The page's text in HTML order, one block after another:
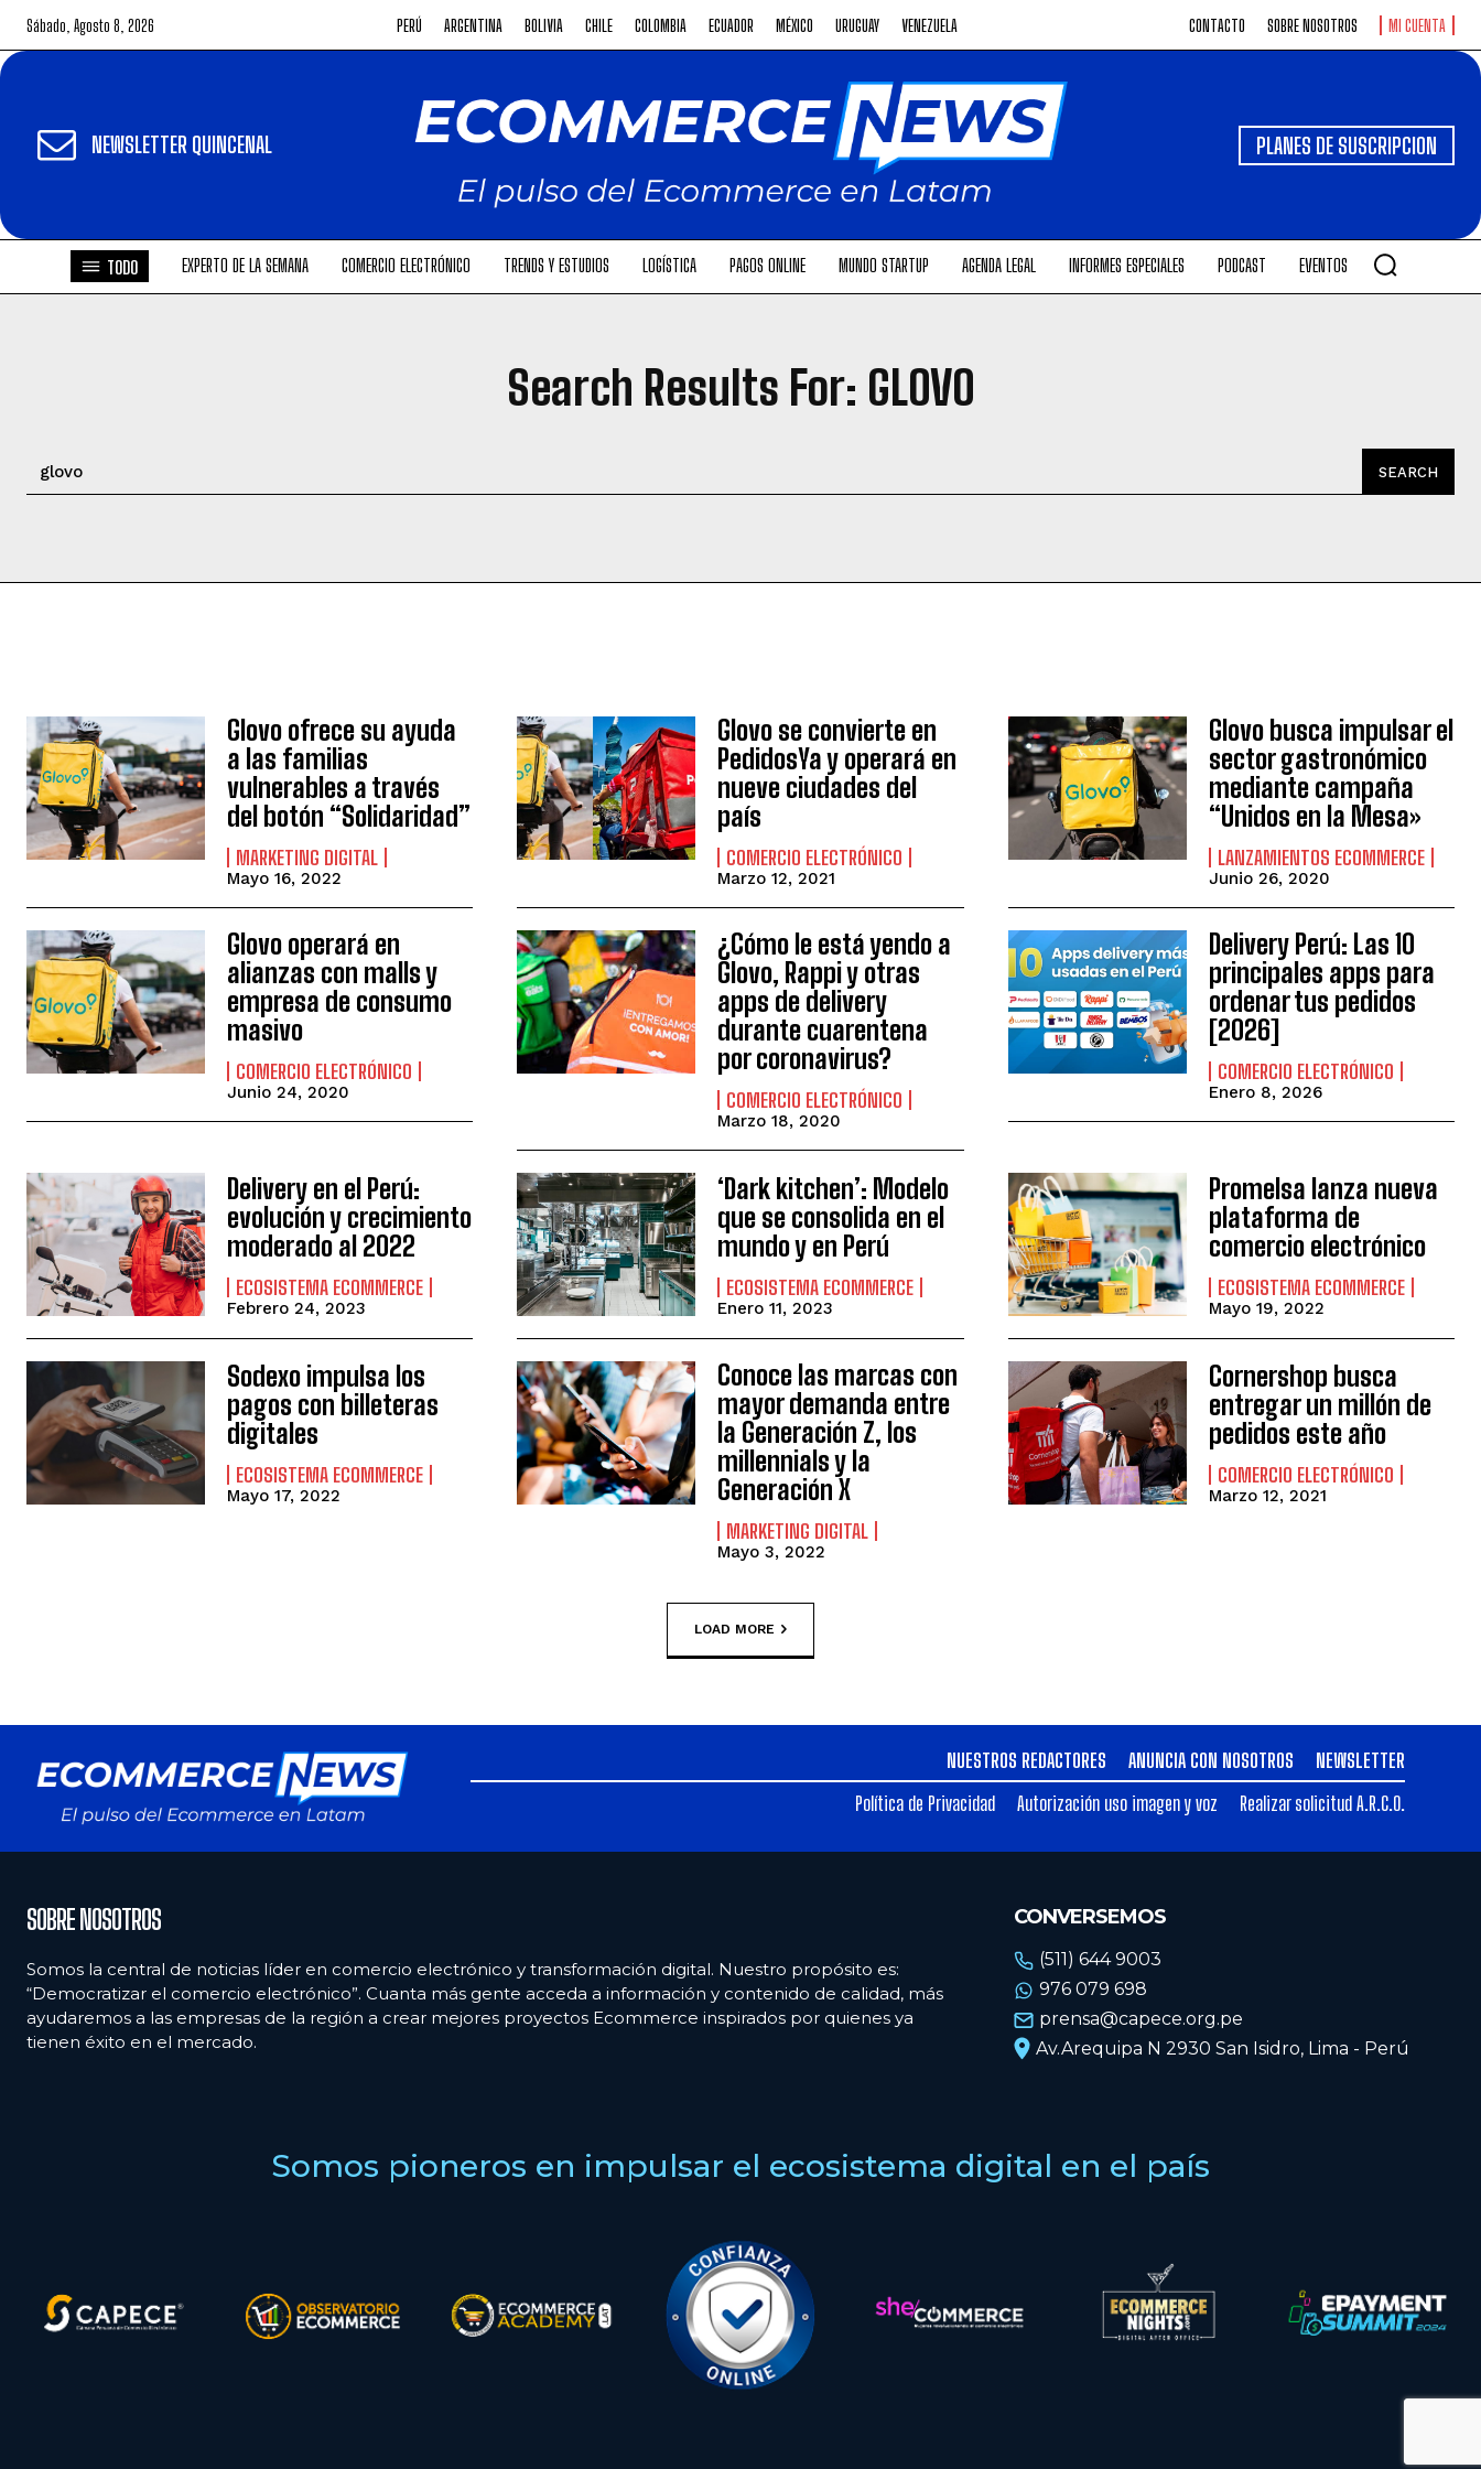
Sábado, Agosto 8, 2026 PERÚ ARGENTINA BOLIVIA CHILE COLOMBIA ECUADOR MÉXICO URUGUAY VENEZUELA CONTACTO SOBRE NOSOTROS MI CUENTA
NEWSLETTER QUINCENAL PLANES DE SUSCRIPCION
TODO EXPERTO DE LA SEMANA COMERCIO ELECTRÓNICO TRENDS Y ESTUDIOS LOGÍSTICA PAGOS ONLINE MUNDO STARTUP AGENDA LEGAL INFORMES ESPECIALES PODCAST EVENTOS
Search Results For: GLOVO
SEARCH
Glovo ofrece su ayuda
a las familias
vulnerables a través
del botón “Solidaridad”
MARKETING DIGITAL
Mayo 16, 2022
Glovo se convierte en
PedidosYa y operará en
nueve ciudades del
país
COMERCIO ELECTRÓNICO
Marzo 12, 2021
Glovo busca impulsar el
sector gastronómico
mediante campaña
“Unidos en la Mesa»
LANZAMIENTOS ECOMMERCE
Junio 26, 2020
Glovo operará en
alianzas con malls y
empresa de consumo
masivo
COMERCIO ELECTRÓNICO
Junio 24, 2020
¿Cómo le está yendo a
Glovo, Rappi y otras
apps de delivery
durante cuarentena
por coronavirus?
COMERCIO ELECTRÓNICO
Marzo 18, 2020
Delivery Perú: Las 10
principales apps para
ordenar tus pedidos
[2026]
COMERCIO ELECTRÓNICO
Enero 8, 2026
Delivery en el Perú:
evolución y crecimiento
moderado al 2022
ECOSISTEMA ECOMMERCE
Febrero 24, 2023
‘Dark kitchen’: Modelo
que se consolida en el
mundo y en Perú
ECOSISTEMA ECOMMERCE
Enero 11, 2023
Promelsa lanza nueva
plataforma de
comercio electrónico
ECOSISTEMA ECOMMERCE
Mayo 19, 2022
Sodexo impulsa los
pagos con billeteras
digitales
ECOSISTEMA ECOMMERCE
Mayo 17, 2022
Conoce las marcas con
mayor demanda entre
la Generación Z, los
millennials y la
Generación X
MARKETING DIGITAL
Mayo 3, 2022
Cornershop busca
entregar un millón de
pedidos este año
COMERCIO ELECTRÓNICO
Marzo 12, 2021
LOAD MORE
NUESTROS REDACTORES ANUNCIA CON NOSOTROS
NEWSLETTER
Política de Privacidad
Autorización uso imagen y voz Realizar solicitud A.R.C.O.
SOBRE NOSOTROS
Somos la central de noticias líder en comercio electrónico y transformación digital. Nuestro propósito es:
“Democratizar el comercio electrónico”. Cuanta más gente acceda a información y contenido de calidad, más
ayudaremos a las empresas de la región a crear mejores proyectos Ecommerce inspirados por quienes ya
tienen éxito en el mercado.
CONVERSEMOS
(511) 644 9003
976 079 698
prensa@capece.org.pe
Av.Arequipa N 2930 San Isidro, Lima - Perú
Somos pioneros en impulsar el ecosistema digital en el país